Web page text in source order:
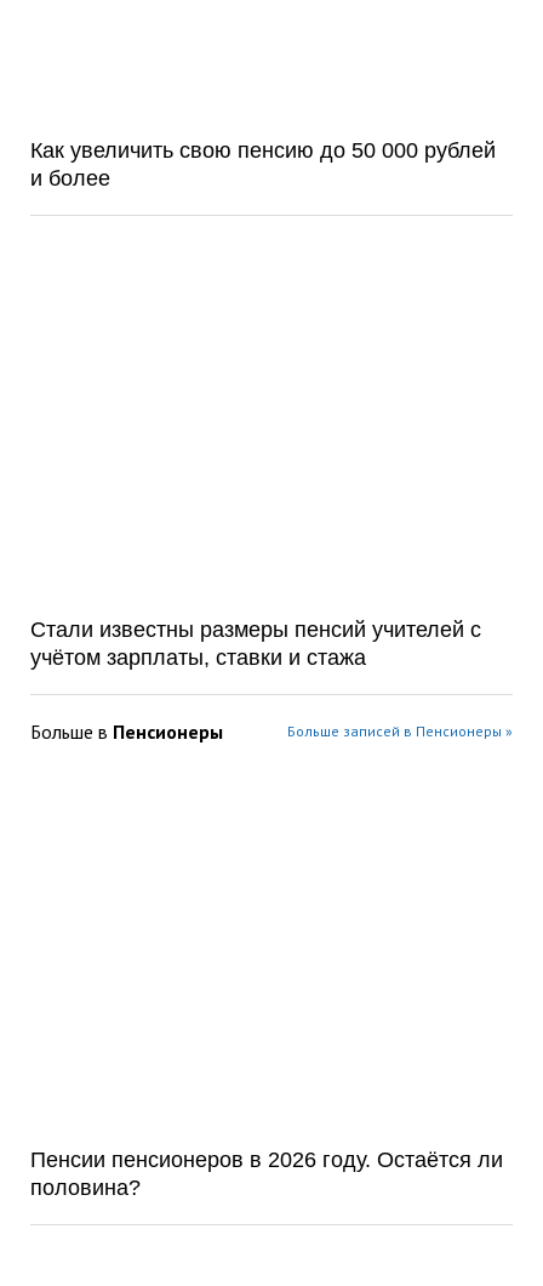
Как увеличить свою пенсию до 50 000 рублей
и более
Стали известны размеры пенсий учителей с
учётом зарплаты, ставки и стажа
Больше в Пенсионеры Больше записей в Пенсионеры »
Пенсии пенсионеров в 2026 году. Остаётся ли
половина?